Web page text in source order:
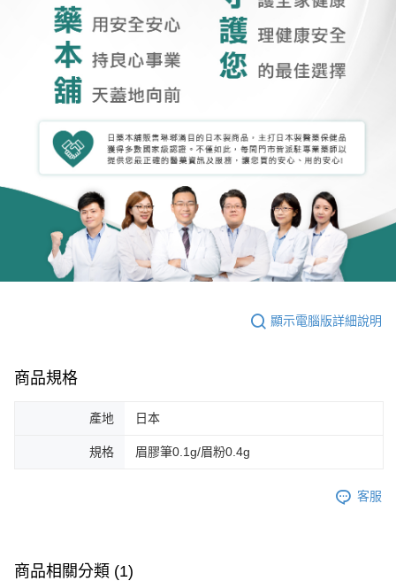
顯示電腦版詳細說明
商品規格
產地 日本
規格 眉膠筆0.1g/眉粉0.4g
客服
商品相關分類 (1)